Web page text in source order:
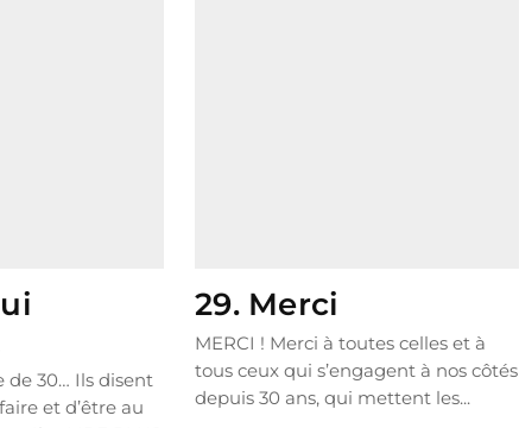
de 30… Ils disent
et d’être au
29. Merci
MERCI ! Merci à toutes celles et à
tous ceux qui s’engagent à nos côtés
depuis 30 ans, qui mettent les...